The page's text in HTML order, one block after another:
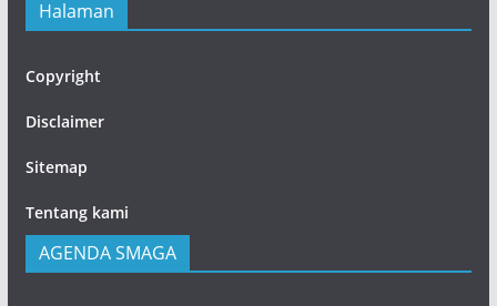
Halaman
Copyright
Disclaimer
Sitemap
Tentang kami
AGENDA SMAGA